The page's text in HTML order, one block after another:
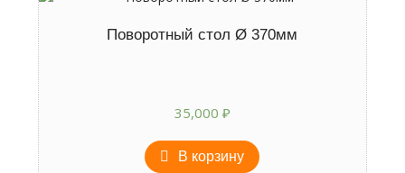
Поворотный стол Ø 370мм
35,000 ₽
В корзину